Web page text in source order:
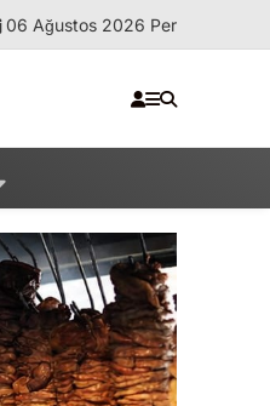
06 Ağustos 2026 Per